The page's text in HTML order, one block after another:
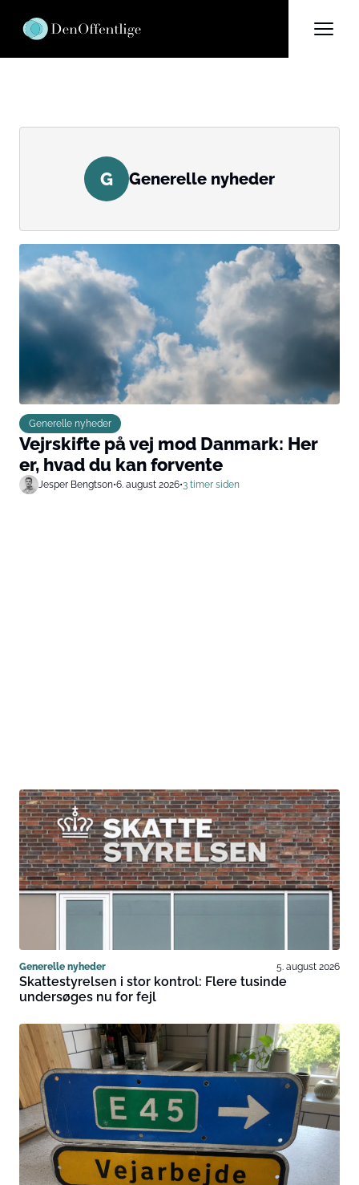
G Generelle nyheder
Generelle nyheder
Vejrskifte på vej mod Danmark: Her
er, hvad du kan forvente
Jesper Bengtson•6. august 2026•3 timer siden
Generelle nyheder 5. august 2026
Skattestyrelsen i stor kontrol: Flere tusinde
undersøges nu for fejl